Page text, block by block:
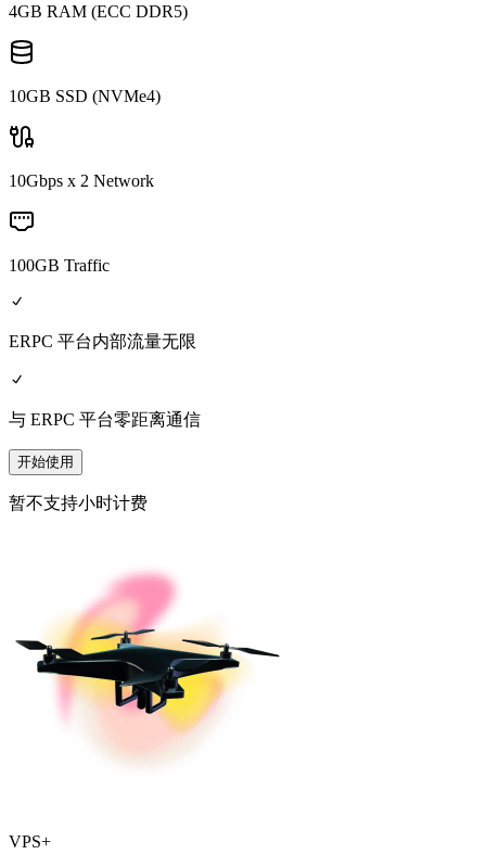
4GB RAM (ECC DDR5)
10GB SSD (NVMe4)
10Gbps x 2 Network
100GB Traffic
ERPC 平台内部流量无限
与 ERPC 平台零距离通信
开始使用
暂不支持小时计费
VPS+